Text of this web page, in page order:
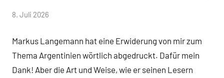
von
Flassbeck
8. Juli 2026
Markus Langemann hat eine Erwiderung von mir zum
Thema Argentinien wörtlich abgedruckt. Dafür mein
Dank! Aber die Art und Weise, wie er seinen Lesern